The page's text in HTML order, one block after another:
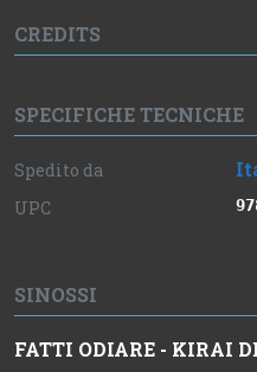
CREDITS
SPECIFICHE TECNICHE
Spedito da
UPC
SINOSSI
FATTI ODIARE - KIRAI